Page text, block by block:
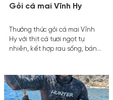
Gỏi cá mai Vĩnh Hy
Thưởng thức gỏi cá mai Vĩnh
Hy với thịt cá tươi ngọt tự
nhiên, kết hợp rau sống, bánh